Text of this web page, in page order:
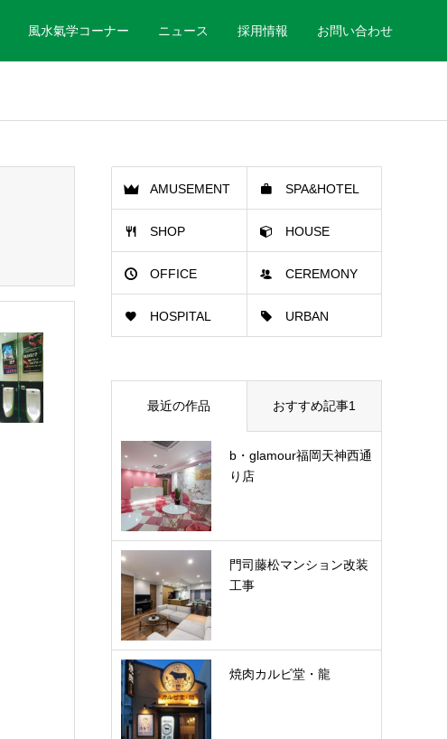
風水氣学コーナー ニュース 採用情報 お問い合わせ
AMUSEMENT
HALL
SPA&HOTEL
SHOP HOUSE
OFFICE CEREMONY
HALL
HOSPITAL URBAN
最近の作品 おすすめ記事1
b・glamour福岡天神西通
り店
門司藤松マンション改装
工事
焼肉カルビ堂・龍